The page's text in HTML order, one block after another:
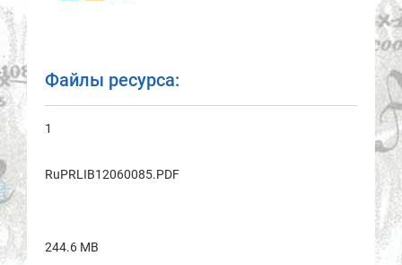
Файлы ресурса:
1
RuPRLIB12060085.PDF
244.6 MB